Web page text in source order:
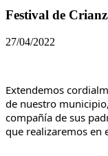
Festival de
27/04/2022
Extendemos
de nuestro
compañía de sus
que realizaremos en